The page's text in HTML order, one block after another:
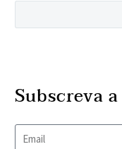
Subscreva